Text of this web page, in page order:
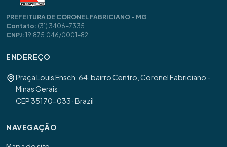
PREFEITURA DE CORONEL FABRICIANO - MG
Contato: (31) 3406-7335
CNPJ:19.875.046/0001-82
ENDEREÇO
Praça Louis Ensch, 64, bairro Centro, Coronel Fabriciano -
Minas Gerais
CEP 35170-033 · Brazil
NAVEGAÇÃO